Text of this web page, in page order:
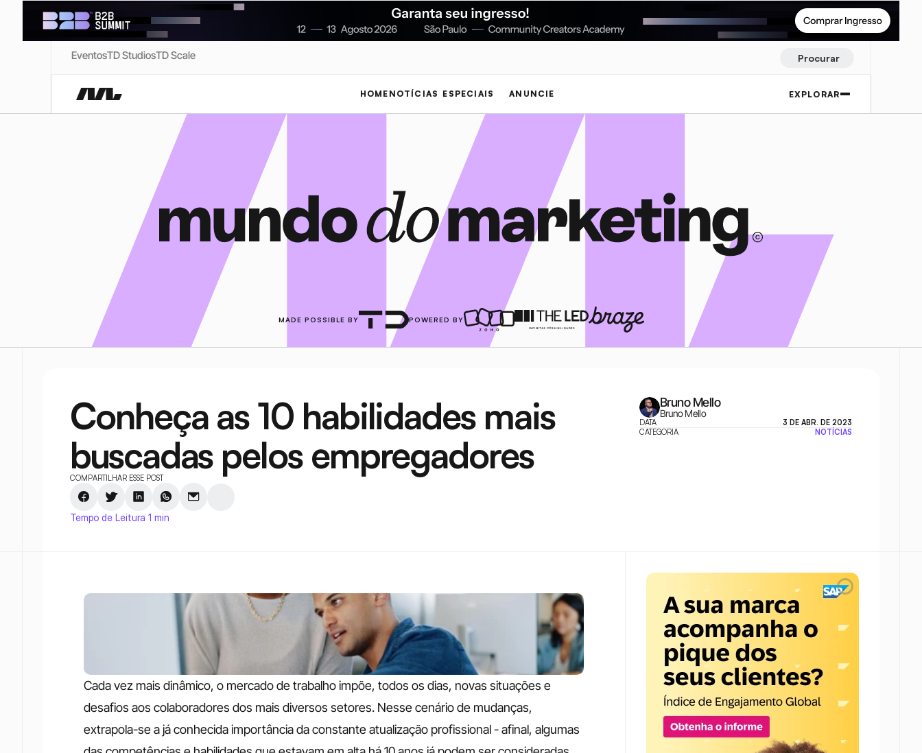
EventosTD StudiosTD Scale Procurar
HOME NOTÍCIAS ESPECIAIS ANUNCIE EXPLORAR
MADE POSSIBLE BY POWERED BY
Conheça as 10 habilidades mais
buscadas pelos empregadores
COMPARTILHAR ESSE POST
Tempo de Leitura 1 min
Bruno Mello
Bruno Mello
DATA
3 DE ABR. DE 2023
CATEGORIA
NOTÍCIAS
Cada vez mais dinâmico, o mercado de trabalho impõe, todos os dias, novas situações e
desafios aos colaboradores dos mais diversos setores. Nesse cenário de mudanças,
extrapola-se a já conhecida importância da constante atualização profissional - afinal, algumas